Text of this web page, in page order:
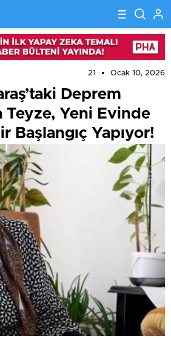
21 Ocak 10, 2026
Deprem
Teyze, Yeni Evinde
Başlangıç Yapıyor!